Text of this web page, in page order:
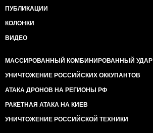
ПУБЛИКАЦИИ
КОЛОНКИ
ВИДЕО
МАССИРОВАННЫЙ КОМБИНИРОВАННЫЙ УДАР
УНИЧТОЖЕНИЕ РОССИЙСКИХ ОККУПАНТОВ
АТАКА ДРОНОВ НА РЕГИОНЫ РФ
РАКЕТНАЯ АТАКА НА КИЕВ
УНИЧТОЖЕНИЕ РОССИЙСКОЙ ТЕХНИКИ